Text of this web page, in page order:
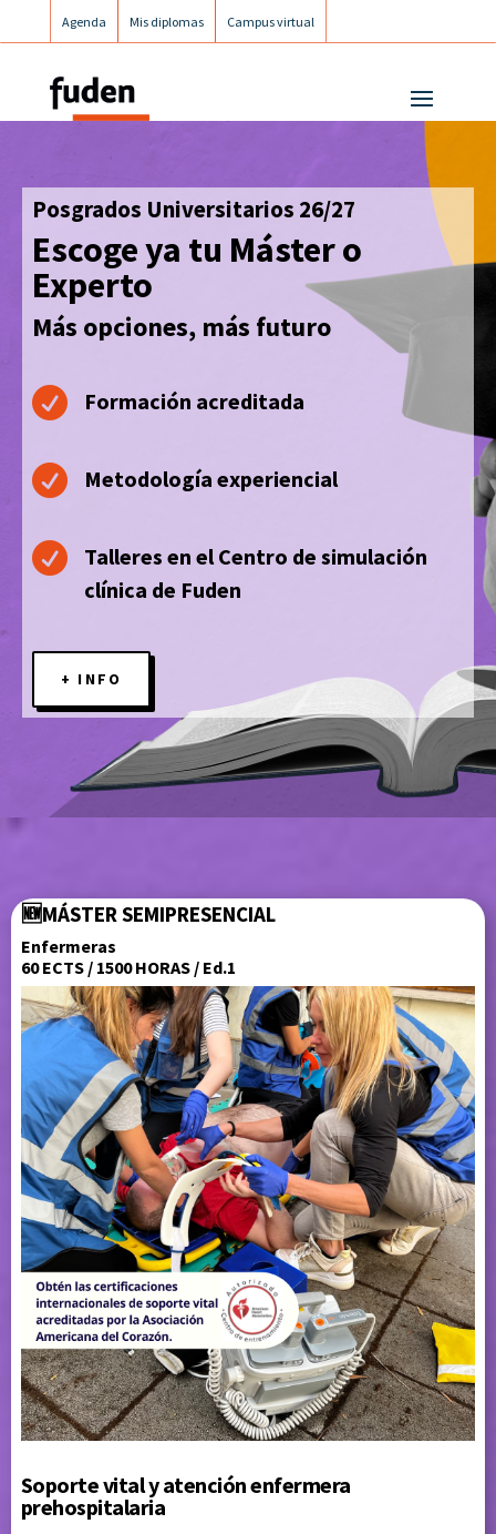
Agenda Mis diplomas Campus virtual
Posgrados Universitarios 26/27
Escoge ya tu Máster o
Experto
Más opciones, más futuro
 Formación acreditada
 Metodología experiencial

Talleres en el Centro de simulación
clínica de Fuden
+ INFO
🆕MÁSTER SEMIPRESENCIAL
Enfermeras
60 ECTS / 1500 HORAS / Ed.1
Soporte vital y atención enfermera
prehospitalaria